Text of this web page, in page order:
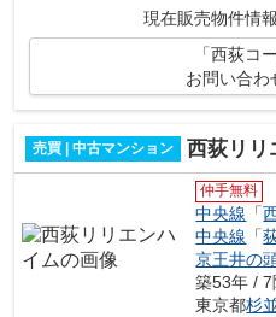
現在販売物件情
「西荻コ
お問い合わ
売買 | 中古マンション 西荻リリ
仲手無料
中央線 「
中央線 「
京王井の
築53年 / 7
東京都杉